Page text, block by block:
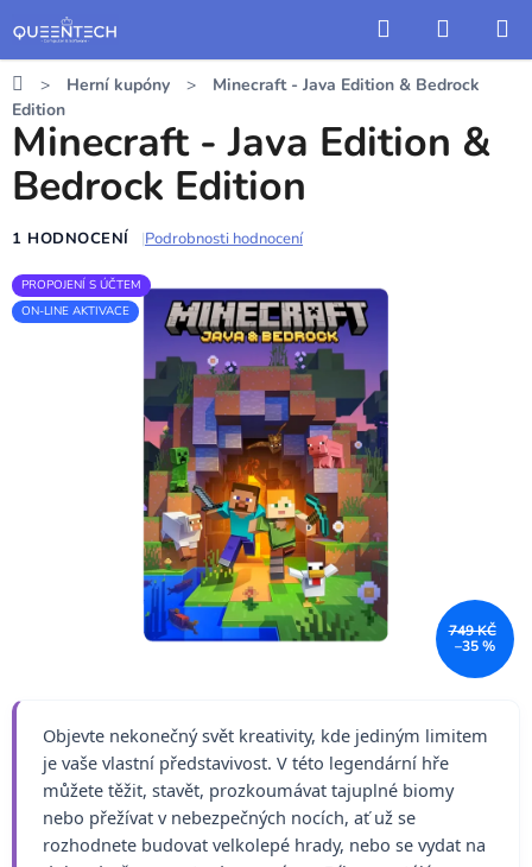
na
obsah
Hledat
KOŠÍK
DomůHerní kupóny
Minecraft - Java Edition & Bedrock
Edition
Objevte nekonečný svět kreativity, kde jediným limitem
je vaše vlastní představivost. V této legendární hře
můžete těžit, stavět, prozkoumávat tajuplné biomy
nebo přežívat v nebezpečných nocích, ať už se
rozhodnete budovat velkolepé hrady, nebo se vydat na
Minecraft - Java Edition &
Bedrock Edition
hodnocení
produktu
1 HODNOCENÍ Podrobnosti hodnocení
PROPOJENÍ S ÚČTEM
ON-LINE AKTIVACE
749 KČ
–35 %